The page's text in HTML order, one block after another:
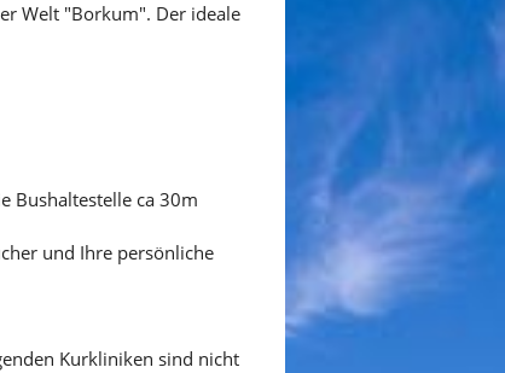
Welt "Borkum". Der ideale
Bushaltestelle ca 30m
und Ihre persönliche
Kurkliniken sind nicht